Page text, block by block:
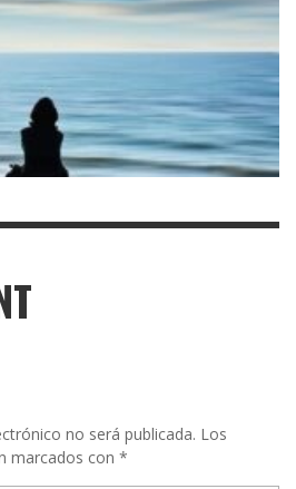
no será publicada. Los
marcados con *